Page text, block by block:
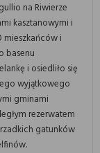
na Riwierze
kasztanowymi i
mieszkańców i
basenu
i osiedliło się
wyjątkowego
gminami
rezerwatem
gatunków